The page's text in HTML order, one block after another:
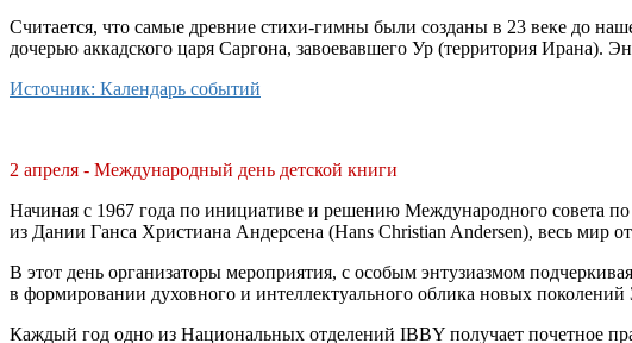
Считается, что самые древние стихи-гимны были созданы в 23 веке до
дочерью аккадского царя Саргона, завоевавшего Ур (территория Ирана).
Источник: Календарь событий
2 апреля - Международный день детской книги
Начиная с 1967 года по инициативе и решению Международного совета
из Дании Ганса Христиана Андерсена (Hans Christian Andersen), весь мир
В этот день организаторы мероприятия, с особым энтузиазмом
в формировании духовного и интеллектуального облика новых поколений
Каждый год одно из Национальных отделений IBBY получает почетное